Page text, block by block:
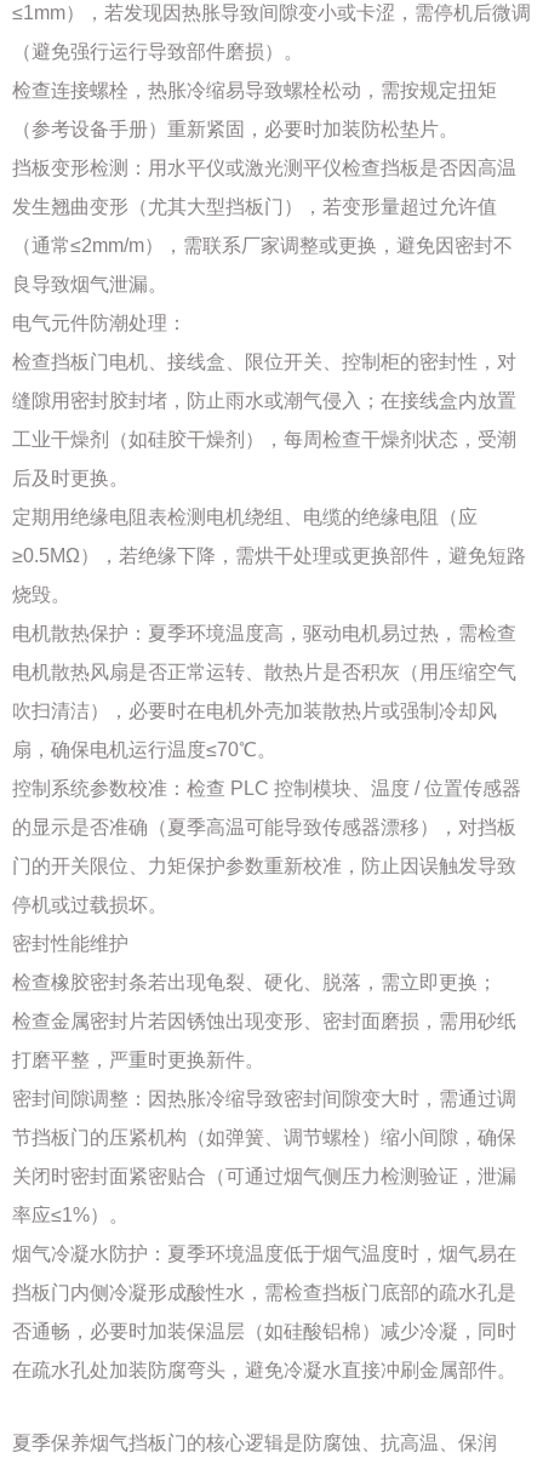
≤1mm），若发现因热胀导致间隙变小或卡涩，需停机后微调
（避免强行运行导致部件磨损）。
检查连接螺栓，热胀冷缩易导致螺栓松动，需按规定扭矩
（参考设备手册）重新紧固，必要时加装防松垫片。
挡板变形检测：用水平仪或激光测平仪检查挡板是否因高温
发生翘曲变形（尤其大型挡板门），若变形量超过允许值
（通常≤2mm/m），需联系厂家调整或更换，避免因密封不
良导致烟气泄漏。
电气元件防潮处理：
检查挡板门电机、接线盒、限位开关、控制柜的密封性，对
缝隙用密封胶封堵，防止雨水或潮气侵入；在接线盒内放置
工业干燥剂（如硅胶干燥剂），每周检查干燥剂状态，受潮
后及时更换。
定期用绝缘电阻表检测电机绕组、电缆的绝缘电阻（应
≥0.5MΩ），若绝缘下降，需烘干处理或更换部件，避免短路
烧毁。
电机散热保护：夏季环境温度高，驱动电机易过热，需检查
电机散热风扇是否正常运转、散热片是否积灰（用压缩空气
吹扫清洁），必要时在电机外壳加装散热片或强制冷却风
扇，确保电机运行温度≤70℃。
控制系统参数校准：检查 PLC 控制模块、温度 / 位置传感器
的显示是否准确（夏季高温可能导致传感器漂移），对挡板
门的开关限位、力矩保护参数重新校准，防止因误触发导致
停机或过载损坏。
密封性能维护
检查橡胶密封条若出现龟裂、硬化、脱落，需立即更换；
检查金属密封片若因锈蚀出现变形、密封面磨损，需用砂纸
打磨平整，严重时更换新件。
密封间隙调整：因热胀冷缩导致密封间隙变大时，需通过调
节挡板门的压紧机构（如弹簧、调节螺栓）缩小间隙，确保
关闭时密封面紧密贴合（可通过烟气侧压力检测验证，泄漏
率应≤1%）。
烟气冷凝水防护：夏季环境温度低于烟气温度时，烟气易在
挡板门内侧冷凝形成酸性水，需检查挡板门底部的疏水孔是
否通畅，必要时加装保温层（如硅酸铝棉）减少冷凝，同时
在疏水孔处加装防腐弯头，避免冷凝水直接冲刷金属部件。
夏季保养烟气挡板门的核心逻辑是防腐蚀、抗高温、保润